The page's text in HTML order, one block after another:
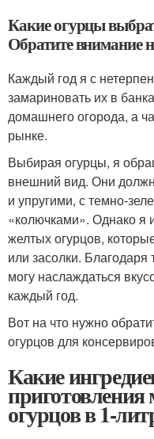
Какие огурцы
Обратите внимание
Каждый год я с
замариновать их в
домашнего огорода, а
рынке.
Выбирая огурцы, я
внешний вид. Они
и упругими, с темно-
«колючками». Однако я
желтых огурцов,
или засолки.
могу наслаждаться
каждый год.
Вот на что нужно
огурцов для
Какие
огурцов в 1-